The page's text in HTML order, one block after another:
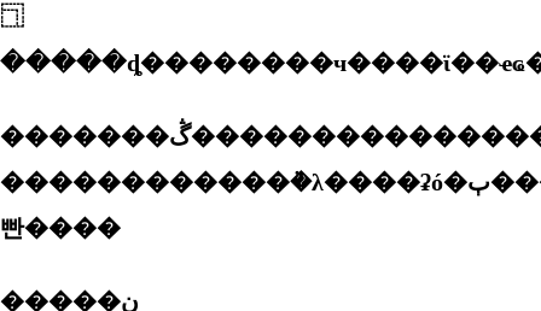
�������ڴ��������������������ҵ�й����ʹ��̹ɷ����޹�˾(��ơ��й����ʡ�)�ڰͻ�˹̹���ʺ����н��������ù�ϵ����������ϯ����������ʡ�����̻ḱ�᳤����־
������������ܵ�λ����ʡó�ٻ������ʡ�����̻���ʾͬ�⣬���ô������ڼ�����չ���ǹ����г�֮������2021��7�����ڼ���э�������г�ҩ���������������������׼�
빤����
�����ڼ䣬